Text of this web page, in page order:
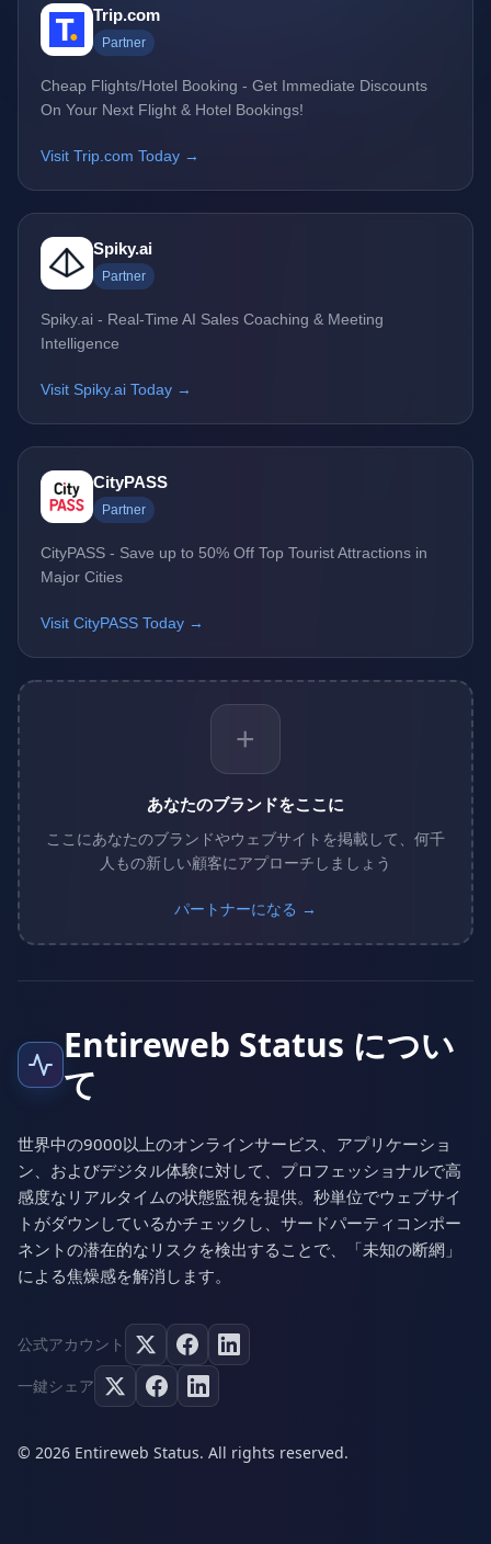
Trip.com
Partner
Cheap Flights/Hotel Booking - Get Immediate Discounts
On Your Next Flight & Hotel Bookings!
Visit Trip.com Today →
Spiky.ai
Partner
Spiky.ai - Real-Time AI Sales Coaching & Meeting
Intelligence
Visit Spiky.ai Today →
CityPASS
Partner
CityPASS - Save up to 50% Off Top Tourist Attractions in
Major Cities
Visit CityPASS Today →
+
あなたのブランドをここに
ここにあなたのブランドやウェブサイトを掲載して、何千
人もの新しい顧客にアプローチしましょう
パートナーになる →
Entireweb Status につい
て
世界中の9000以上のオンラインサービス、アプリケーショ
ン、およびデジタル体験に対して、プロフェッショナルで高
感度なリアルタイムの状態監視を提供。秒単位でウェブサイ
トがダウンしているかチェックし、サードパーティコンポー
ネントの潜在的なリスクを検出することで、「未知の断網」
による焦燥感を解消します。
公式アカウント
一鍵シェア
© 2026 Entireweb Status. All rights reserved.